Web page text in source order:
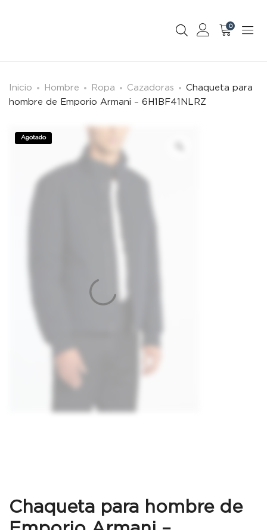
0
Inicio Hombre Ropa Cazadoras
Chaqueta para
hombre de Emporio Armani – 6H1BF41NLRZ
Agotado
Chaqueta para hombre de